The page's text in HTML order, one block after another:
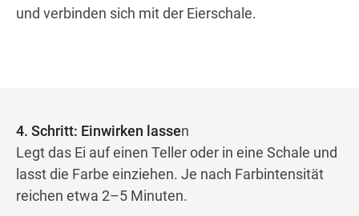
und verbinden sich mit der Eierschale.
4. Schritt: Einwirken lassen
Legt das Ei auf einen Teller oder in eine Schale und
lasst die Farbe einziehen. Je nach Farbintensität
reichen etwa 2–5 Minuten.